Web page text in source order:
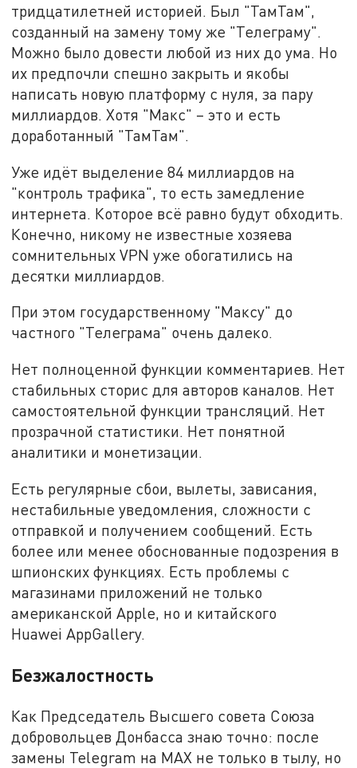
тридцатилетней историей. Был "ТамТам",
созданный на замену тому же "Телеграму".
Можно было довести любой из них до ума. Но
их предпочли спешно закрыть и якобы
написать новую платформу с нуля, за пару
миллиардов. Хотя "Макс" – это и есть
доработанный "ТамТам".
Уже идёт выделение 84 миллиардов на
"контроль трафика", то есть замедление
интернета. Которое всё равно будут обходить.
Конечно, никому не известные хозяева
сомнительных VPN уже обогатились на
десятки миллиардов.
При этом государственному "Максу" до
частного "Телеграма" очень далеко.
Нет полноценной функции комментариев. Нет
стабильных сторис для авторов каналов. Нет
самостоятельной функции трансляций. Нет
прозрачной статистики. Нет понятной
аналитики и монетизации.
Есть регулярные сбои, вылеты, зависания,
нестабильные уведомления, сложности с
отправкой и получением сообщений. Есть
более или менее обоснованные подозрения в
шпионских функциях. Есть проблемы с
магазинами приложений не только
американской Apple, но и китайского
Huawei AppGallery.
Безжалостность
Как Председатель Высшего совета Союза
добровольцев Донбасса знаю точно: после
замены Telegram на MAX не только в тылу, но